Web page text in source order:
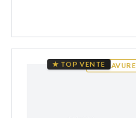
GRAVURE
★ TOP VENTE